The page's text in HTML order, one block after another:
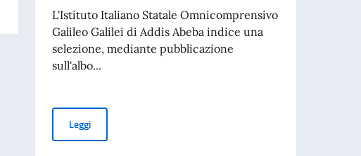
L'Istituto Italiano Statale Omnicomprensivo
Galileo Galilei di Addis Abeba indice una
selezione, mediante pubblicazione
sull'albo...
LeggiAvviso per la selezione di personale docente con contratto locale